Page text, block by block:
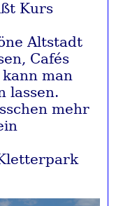
Kurs
Altstadt
Cafés
man
lassen.
mehr